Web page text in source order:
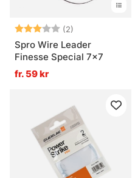
Betyg: (2)
3.0 utav 5
Spro Wire Leader
Finesse Special 7x7
fr. 59 kr